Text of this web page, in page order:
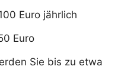
Euro jährlich
Euro
Sie bis zu etwa